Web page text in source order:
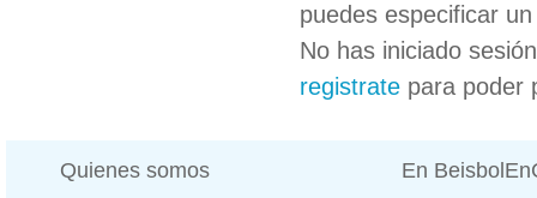
puedes especificar
No has iniciado
registrate para poder
Quienes somos En